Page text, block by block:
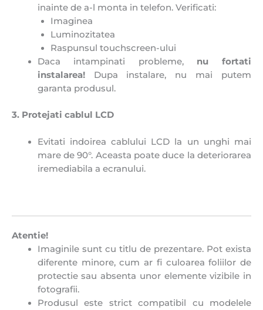
inainte de a-l monta in telefon. Verificati:
Imaginea
Luminozitatea
Raspunsul touchscreen-ului
Daca intampinati probleme, nu fortati
instalarea!Dupa instalare, nu mai putem
garanta produsul.
3. Protejati cablul LCD
Evitati indoirea cablului LCD la un unghi mai
mare de 90°. Aceasta poate duce la deteriorarea
iremediabila a ecranului.
Atentie!
Imaginile sunt cu titlu de prezentare. Pot exista
diferente minore, cum ar fi culoarea foliilor de
protectie sau absenta unor elemente vizibile in
fotografii.
Produsul este strict compatibil cu modelele